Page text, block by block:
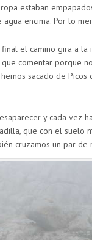
estaban
encima. Por lo
el camino gira a la
comentar porque
sacado de
y cada vez
que con el suelo
cruzamos un par de